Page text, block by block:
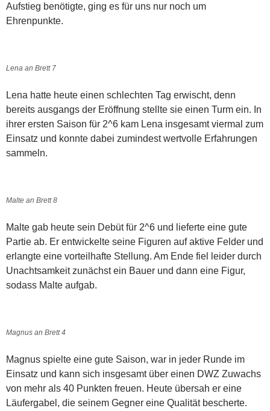
Aufstieg benötigte, ging es für uns nur noch um
Ehrenpunkte.
Lena an Brett 7
Lena hatte heute einen schlechten Tag erwischt, denn
bereits ausgangs der Eröffnung stellte sie einen Turm ein. In
ihrer ersten Saison für 2^6 kam Lena insgesamt viermal zum
Einsatz und konnte dabei zumindest wertvolle Erfahrungen
sammeln.
Malte an Brett 8
Malte gab heute sein Debüt für 2^6 und lieferte eine gute
Partie ab. Er entwickelte seine Figuren auf aktive Felder und
erlangte eine vorteilhafte Stellung. Am Ende fiel leider durch
Unachtsamkeit zunächst ein Bauer und dann eine Figur,
sodass Malte aufgab.
Magnus an Brett 4
Magnus spielte eine gute Saison, war in jeder Runde im
Einsatz und kann sich insgesamt über einen DWZ Zuwachs
von mehr als 40 Punkten freuen. Heute übersah er eine
Läufergabel, die seinem Gegner eine Qualität bescherte.